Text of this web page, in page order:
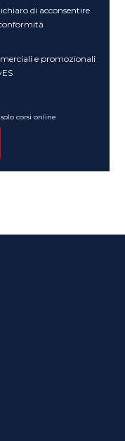
di acconsentire
e promozionali
corsi online